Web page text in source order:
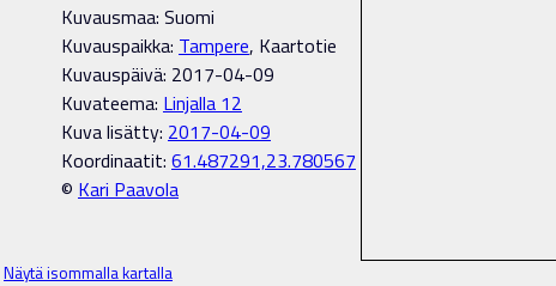
Kuvausmaa: Suomi
Kuvauspaikka: Tampere, Kaartotie
Kuvauspäivä: 2017-04-09
Kuvateema: Linjalla 12
Kuva lisätty: 2017-04-09
Koordinaatit: 61.487291,23.780567
© Kari Paavola
Näytä isommalla kartalla